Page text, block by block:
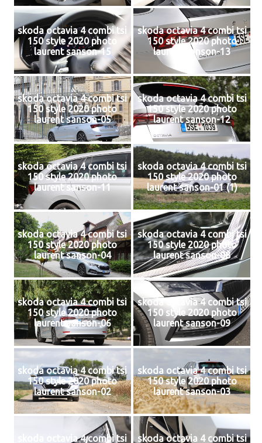
skoda octavia 4 combi tsi
150 style 2020 photo
laurent sanson-15
skoda octavia 4 combi tsi
150 style 2020 photo
laurent sanson-13
skoda octavia 4 combi tsi
150 style 2020 photo
laurent sanson-05
skoda octavia 4 combi tsi
150 style 2020 photo
laurent sanson-12
skoda octavia 4 combi tsi
150 style 2020 photo
laurent sanson-11
skoda octavia 4 combi tsi
150 style 2020 photo
laurent sanson-01 (1)
skoda octavia 4 combi tsi
150 style 2020 photo
laurent sanson-04
skoda octavia 4 combi tsi
150 style 2020 photo
laurent sanson-08
skoda octavia 4 combi tsi
150 style 2020 photo
laurent sanson-06
skoda octavia 4 combi tsi
150 style 2020 photo
laurent sanson-09
skoda octavia 4 combi tsi
150 style 2020 photo
laurent sanson-02
skoda octavia 4 combi tsi
150 style 2020 photo
laurent sanson-03
skoda octavia 4 combi tsi skoda octavia 4 combi tsi